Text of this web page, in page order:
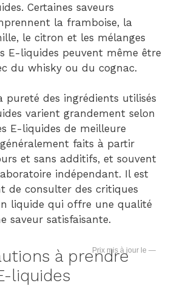
Certaines saveurs
la framboise, la
le citron et les mélanges
E-liquides peuvent même être
du whisky ou du cognac.
pureté des ingrédients utilisés
varient grandement selon
E-liquides de meilleure
faits à partir
et sans additifs, et souvent
indépendant. Il est
de consulter des critiques
liquide qui offre une qualité
saveur satisfaisante.
—
à prendre
liquides